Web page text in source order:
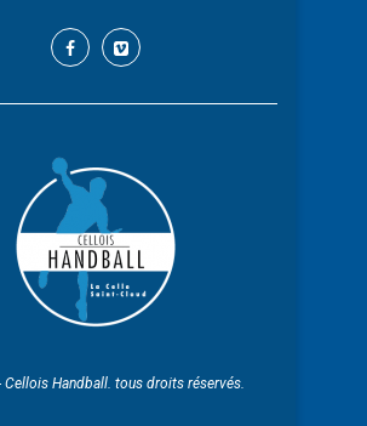
Cellois Handball. tous droits réservés.